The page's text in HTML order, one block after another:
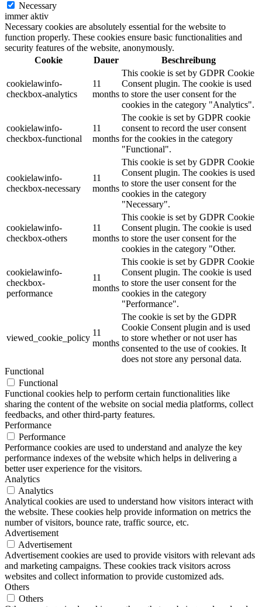
Necessary
immer aktiv
Necessary cookies are absolutely essential for the website to
function properly. These cookies ensure basic functionalities and
security features of the website, anonymously.
Cookie
Dauer Beschreibung
cookielawinfo-
checkbox-analytics
11
months
This cookie is set by GDPR Cookie
Consent plugin. The cookie is used
to store the user consent for the
cookies in the category "Analytics".
cookielawinfo-
checkbox-functional
11
months
The cookie is set by GDPR cookie
consent to record the user consent
for the cookies in the category
"Functional".
cookielawinfo-
checkbox-necessary
11
months
This cookie is set by GDPR Cookie
Consent plugin. The cookies is used
to store the user consent for the
cookies in the category
"Necessary".
cookielawinfo-
checkbox-others
11
months
This cookie is set by GDPR Cookie
Consent plugin. The cookie is used
to store the user consent for the
cookies in the category "Other.
cookielawinfo-
checkbox-
performance
11
months
This cookie is set by GDPR Cookie
Consent plugin. The cookie is used
to store the user consent for the
cookies in the category
"Performance".
viewed_cookie_policy
11
months
The cookie is set by the GDPR
Cookie Consent plugin and is used
to store whether or not user has
consented to the use of cookies. It
does not store any personal data.
Functional
Functional
Functional cookies help to perform certain functionalities like
sharing the content of the website on social media platforms, collect
feedbacks, and other third-party features.
Performance
Performance
Performance cookies are used to understand and analyze the key
performance indexes of the website which helps in delivering a
better user experience for the visitors.
Analytics
Analytics
Analytical cookies are used to understand how visitors interact with
the website. These cookies help provide information on metrics the
number of visitors, bounce rate, traffic source, etc.
Advertisement
Advertisement
Advertisement cookies are used to provide visitors with relevant ads
and marketing campaigns. These cookies track visitors across
websites and collect information to provide customized ads.
Others
Others